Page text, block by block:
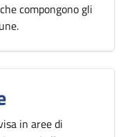
compongono gli
in aree di